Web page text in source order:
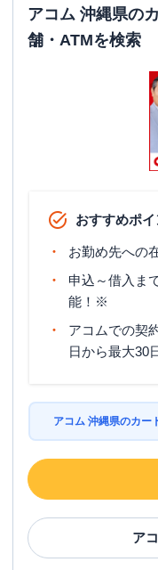
アコム 沖縄県の
舗・ATMを検索
おすすめポイ
お勤め先への
申込～借入ま
能！※
アコムでの契
日から最大30
アコム 沖縄県のカー
ア